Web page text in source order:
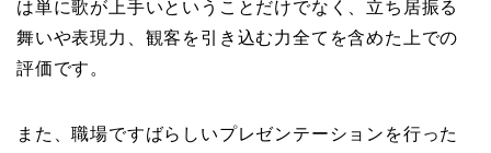
は単に歌が上手いということだけでなく、立ち居振る
舞いや表現力、観客を引き込む力全てを含めた上での
評価です。
また、職場ですばらしいプレゼンテーションを行った